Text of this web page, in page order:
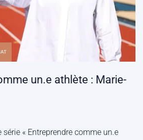
un.e athlète : Marie-
« Entreprendre comme un.e